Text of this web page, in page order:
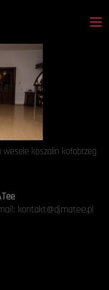
koszalin kołobrzeg
kontakt@djmatee.pl